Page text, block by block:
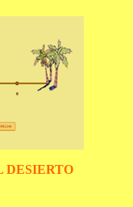
DESIERTO